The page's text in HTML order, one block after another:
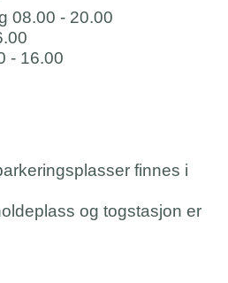
08.00 - 20.00
- 16.00
finnes i
og togstasjon er